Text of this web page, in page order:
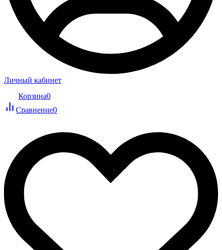
Личный кабинет
Корзина0
Сравнение0